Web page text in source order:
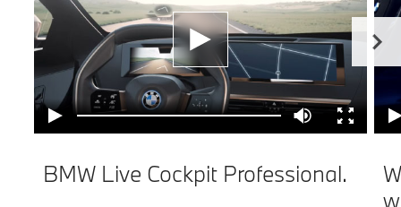
BMW Live Cockpit Professional.